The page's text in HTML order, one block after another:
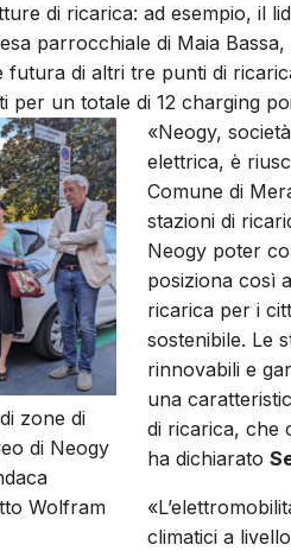
di ricarica: ad esempio, il
parrocchiale di Maia
futura di altri tre punti di
per un totale di 12 charging
zone di
di Neogy
Wolfram
«Neogy,
elettrica, è
Comune di
stazioni di
Neogy poter
posiziona così
ricarica per i
sostenibile. Le
rinnovabili e
una
di ricarica, che
ha dichiarato
climatici a